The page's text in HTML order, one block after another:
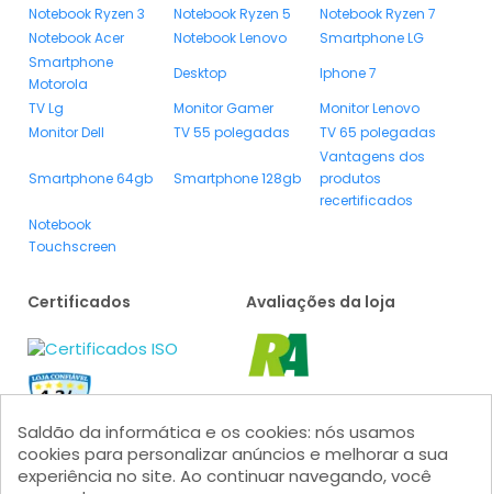
Notebook Ryzen 3
Notebook Ryzen 5
Notebook Ryzen 7
Notebook Acer
Notebook Lenovo
Smartphone LG
Smartphone
Motorola
Desktop
Iphone 7
TV Lg
Monitor Gamer
Monitor Lenovo
Monitor Dell
TV 55 polegadas TV 65 polegadas
Smartphone 64gb Smartphone 128gb
Vantagens dos
produtos
recertificados
Notebook
Touchscreen
Certificados Avaliações da loja
Saldão da informática e os cookies: nós usamos
cookies para personalizar anúncios e melhorar a sua
experiência no site. Ao continuar navegando, você